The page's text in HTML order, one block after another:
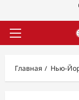
Основное
Главная Нью-